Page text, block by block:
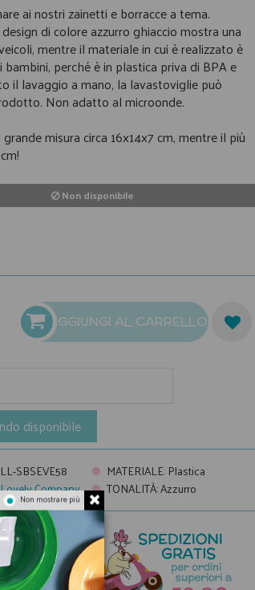
ai nostri zainetti e borracce a tema.
di colore azzurro ghiaccio mostra una
mentre il materiale in cui è realizzato è
bambini, perché è in plastica priva di BPA e
il lavaggio a mano, la lavastoviglie può
Non adatto al microonde.
misura circa 16x14x7 cm, mentre il più
Non disponibile
AGGIUNGI AL CARRELLO
disponibile
LL-SBSEVE58 MATERIALE: Plastica
Company TONALITÀ:Azzurro
Non mostrare più